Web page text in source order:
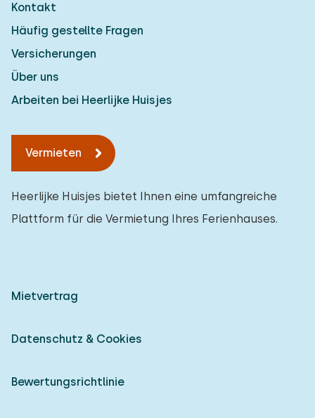
Kontakt
Häufig gestellte Fragen
Versicherungen
Über uns
Arbeiten bei Heerlijke Huisjes
Vermieten
Heerlijke Huisjes bietet Ihnen eine umfangreiche
Plattform für die Vermietung Ihres Ferienhauses.
Mietvertrag
Datenschutz & Cookies
Bewertungsrichtlinie